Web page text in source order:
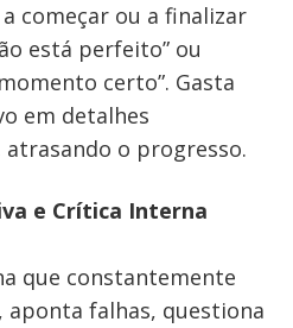
começar ou a finalizar
está perfeito” ou
certo”. Gasta
em detalhes
o progresso.
e Crítica Interna
que constantemente
aponta falhas, questiona